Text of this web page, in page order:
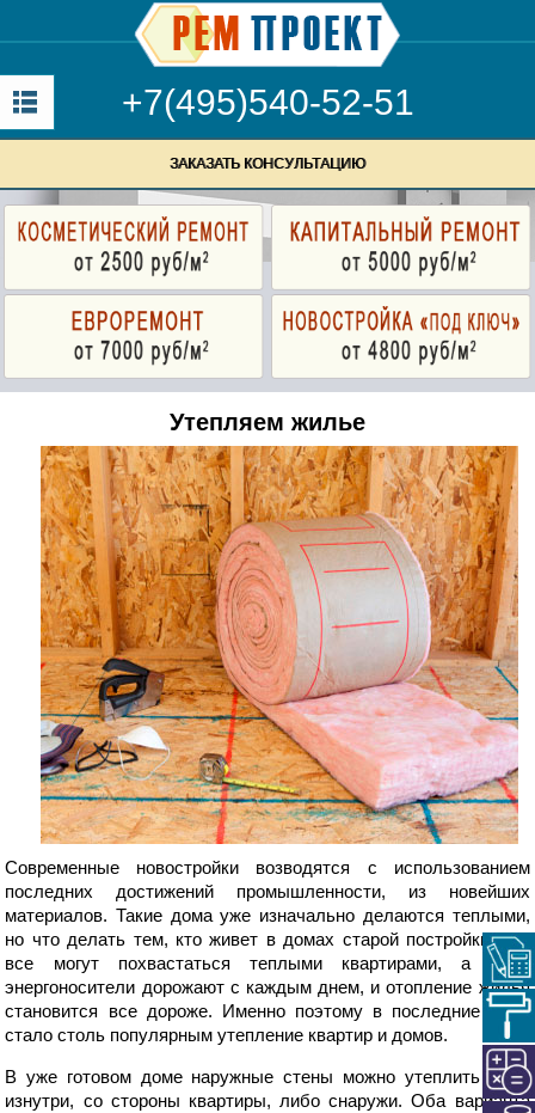
+7(495)540-52-51
ЗАКАЗАТЬ КОНСУЛЬТАЦИЮ
Утепляем жилье
Современные новостройки возводятся с использованием
последних достижений промышленности, из новейших
материалов. Такие дома уже изначально делаются теплыми,
но что делать тем, кто живет в домах старой постройки? Не
все могут похвастаться теплыми квартирами, а ведь
энергоносители дорожают с каждым днем, и отопление жилья
становится все дороже. Именно поэтому в последние годы
стало столь популярным утепление квартир и домов.
В уже готовом доме наружные стены можно утеплить либо
изнутри, со стороны квартиры, либо снаружи. Оба варианта